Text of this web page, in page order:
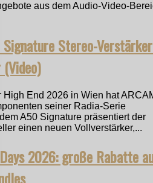
aus dem Audio-Video-
Stereo-
High End 2026 in Wien hat
seiner Radia-Serie
A50 Signature präsentiert der
einen neuen Vollverstärker,...
2026: große Rabatte